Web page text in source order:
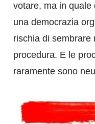
votare, ma in quale
una democrazia
rischia di sembrare
procedura. E le
raramente sono